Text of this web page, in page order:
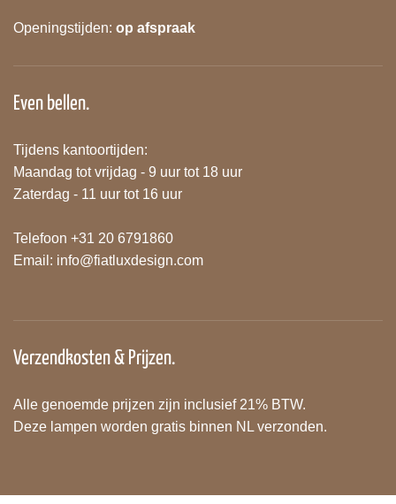
Openingstijden: op afspraak
Even bellen.
Tijdens kantoortijden:
Maandag tot vrijdag - 9 uur tot 18 uur
Zaterdag - 11 uur tot 16 uur
Telefoon +31 20 6791860
Email: info@fiatluxdesign.com
Verzendkosten & Prijzen.
Alle genoemde prijzen zijn inclusief 21% BTW.
Deze lampen worden gratis binnen NL verzonden.